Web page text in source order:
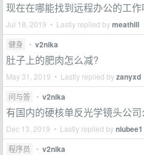
现在在哪能找到远程办公的工作
Jul 18, 2019 • Lastly replied bymeathill
健身 • v2nika
肚子上的肥肉怎么减?
May 31, 2019 • Lastly replied byzanyxd
问与答 • v2nika
有国内的硬核单反光学镜头公司
Dec 13, 2019 • Lastly replied byniubee1
程序员 • v2nika